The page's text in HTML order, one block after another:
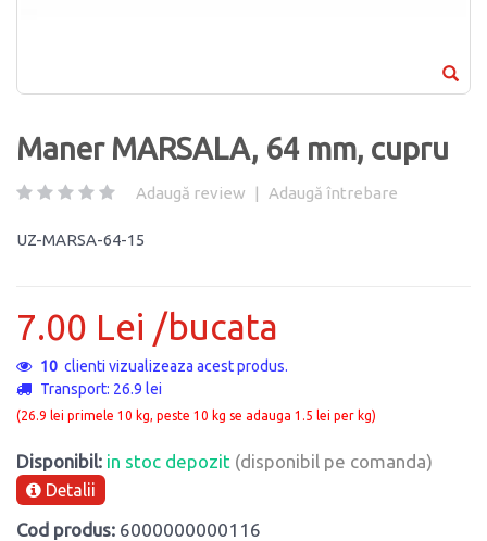
Maner MARSALA, 64 mm, cupru
Adaugă review | Adaugă întrebare
UZ-MARSA-64-15
7.00 Lei /bucata
10 clienti vizualizeaza acest produs.
Transport: 26.9 lei
(26.9 lei primele 10 kg, peste 10 kg se adauga 1.5 lei per kg)
Disponibil: in stoc depozit (disponibil pe comanda)
Detalii
Cod produs: 6000000000116